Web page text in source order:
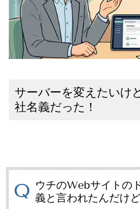
サーバーを変えたいけ
社名義だった！
ウチのWebサイトの
義と言われたんだけ